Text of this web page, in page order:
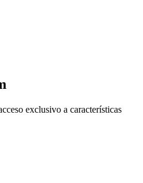
exclusivo a características